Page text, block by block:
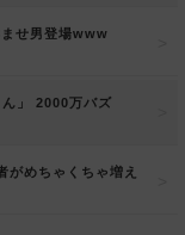
ませ男登場www
ん」 2000万バズ
がめちゃくちゃ増え